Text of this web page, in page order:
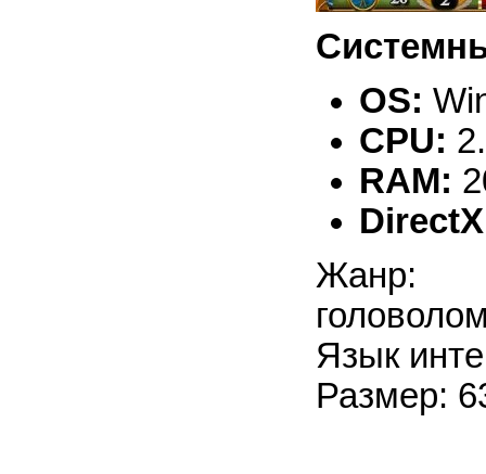
OS:
CPU:
RAM:
Жанр:
Язык
Размер: